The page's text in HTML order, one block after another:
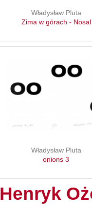
Władysław Pluta
Zima w górach - Nosal
Władysław Pluta
onions 3
Henryk